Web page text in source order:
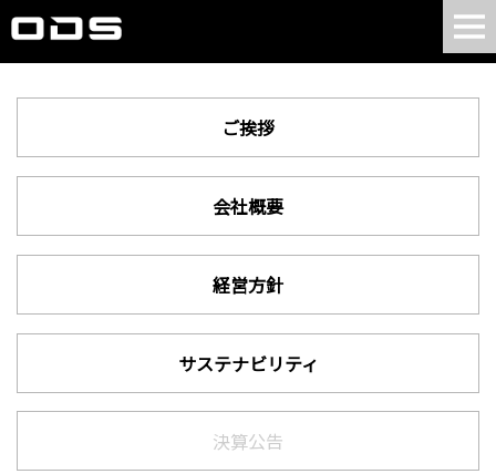
ご挨拶
会社概要
経営方針
サステナビリティ
決算公告